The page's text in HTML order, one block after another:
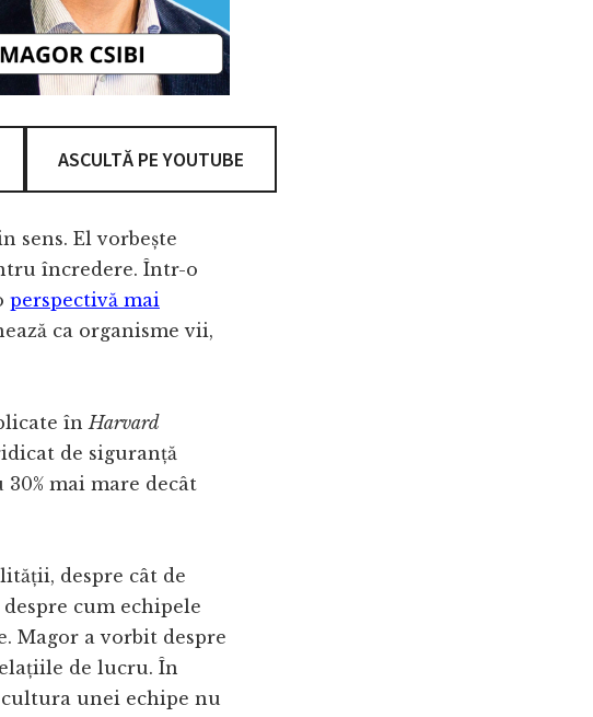
ASCULTĂ PE YOUTUBE
sens. El vorbește
încredere. Într-o
perspectivă mai
ca organisme vii,
înHarvard
de siguranță
mai mare decât
despre cât de
cum echipele
Magor a vorbit despre
de lucru. În
cultura unei echipe nu